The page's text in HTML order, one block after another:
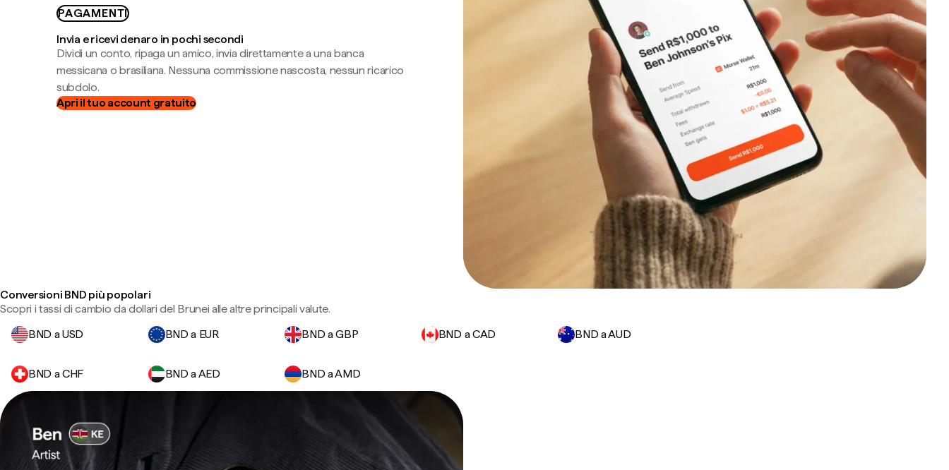
PAGAMENTI
Invia e ricevi denaro in pochi secondi
Dividi un conto, ripaga un amico, invia direttamente a una banca
messicana o brasiliana. Nessuna commissione nascosta, nessun ricarico
subdolo.
Apri il tuo account gratuito
Conversioni BND più popolari
Scopri i tassi di cambio da dollari del Brunei alle altre principali valute.
BND a USD
BND a EUR BND a GBP BND a CAD BND a AUD
BND a CHF BND a AED BND a AMD